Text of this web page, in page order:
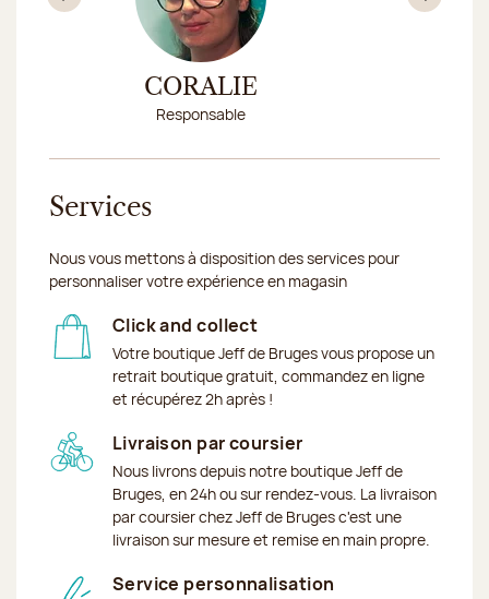
CORALIE
Responsable
Précédent
Services
Nous vous mettons à disposition des services pour
personnaliser votre expérience en magasin
Click and collect
Votre boutique Jeff de Bruges vous propose un
retrait boutique gratuit, commandez en ligne
et récupérez 2h après !
Livraison par coursier
Nous livrons depuis notre boutique Jeff de
Bruges, en 24h ou sur rendez-vous. La livraison
par coursier chez Jeff de Bruges c'est une
livraison sur mesure et remise en main propre.
Service personnalisation